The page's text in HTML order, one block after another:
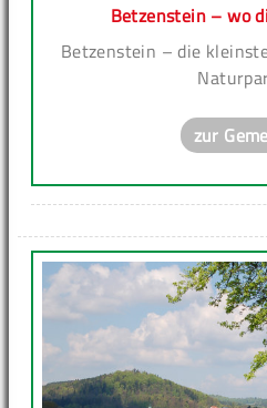
Betzenstein – wo
Betzenstein – die
zur